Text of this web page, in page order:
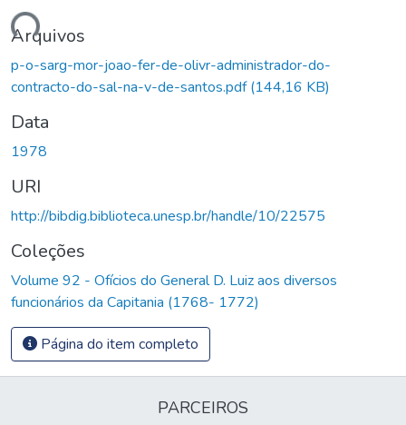
Arquivos
p-o-sarg-mor-joao-fer-de-olivr-administrador-do-
contracto-do-sal-na-v-de-santos.pdf(144,16 KB)
Data
1978
URI
http://bibdig.biblioteca.unesp.br/handle/10/22575
Coleções
Volume 92 - Ofícios do General D. Luiz aos diversos
funcionários da Capitania (1768- 1772)
Página do item completo
PARCEIROS